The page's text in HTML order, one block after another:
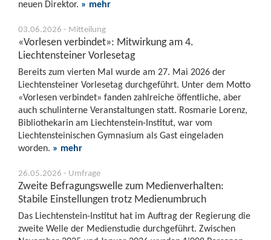
neuen Direktor. » mehr
03.06.2026 - Mitteilung
«Vorlesen verbindet»: Mitwirkung am 4.
Liechtensteiner Vorlesetag
Bereits zum vierten Mal wurde am 27. Mai 2026 der
Liechtensteiner Vorlesetag durchgeführt. Unter dem Motto
«Vorlesen verbindet» fanden zahlreiche öffentliche, aber
auch schulinterne Veranstaltungen statt. Rosmarie Lorenz,
Bibliothekarin am Liechtenstein-Institut, war vom
Liechtensteinischen Gymnasium als Gast eingeladen
worden. » mehr
26.05.2026 - Umfrage
Zweite Befragungswelle zum Medienverhalten:
Stabile Einstellungen trotz Medienumbruch
Das Liechtenstein-Institut hat im Auftrag der Regierung die
zweite Welle der Medienstudie durchgeführt. Zwischen